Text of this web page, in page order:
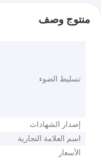
منتوج وصف
تسليط الضوء
إصدار الشهادات
اسم العلامة التجارية
الأسعار